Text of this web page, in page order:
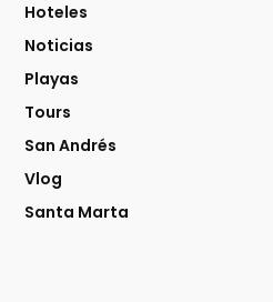
Hoteles
Noticias
Playas
Tours
San Andrés
Vlog
Santa Marta